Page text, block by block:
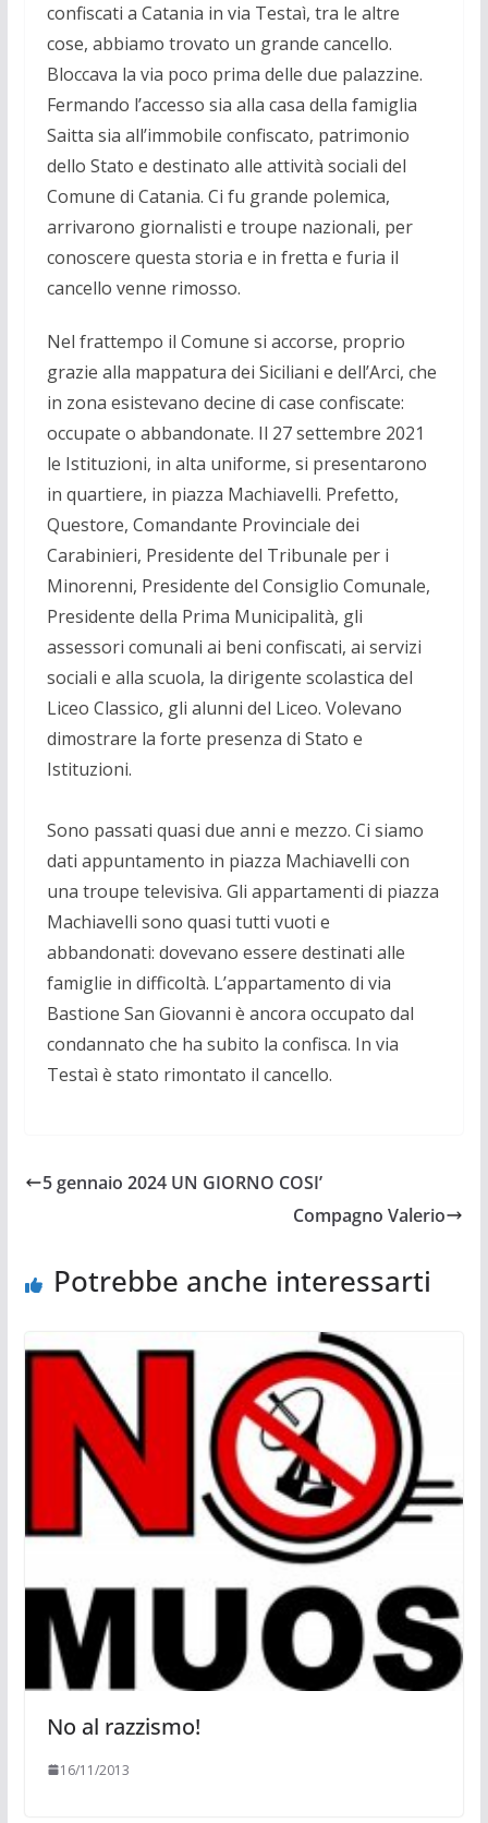
confiscati a Catania in via Testaì, tra le altre
cose, abbiamo trovato un grande cancello.
Bloccava la via poco prima delle due palazzine.
Fermando l’accesso sia alla casa della famiglia
Saitta sia all’immobile confiscato, patrimonio
dello Stato e destinato alle attività sociali del
Comune di Catania. Ci fu grande polemica,
arrivarono giornalisti e troupe nazionali, per
conoscere questa storia e in fretta e furia il
cancello venne rimosso.
Nel frattempo il Comune si accorse, proprio
grazie alla mappatura dei Siciliani e dell’Arci, che
in zona esistevano decine di case confiscate:
occupate o abbandonate. Il 27 settembre 2021
le Istituzioni, in alta uniforme, si presentarono
in quartiere, in piazza Machiavelli. Prefetto,
Questore, Comandante Provinciale dei
Carabinieri, Presidente del Tribunale per i
Minorenni, Presidente del Consiglio Comunale,
Presidente della Prima Municipalità, gli
assessori comunali ai beni confiscati, ai servizi
sociali e alla scuola, la dirigente scolastica del
Liceo Classico, gli alunni del Liceo. Volevano
dimostrare la forte presenza di Stato e
Istituzioni.
Sono passati quasi due anni e mezzo. Ci siamo
dati appuntamento in piazza Machiavelli con
una troupe televisiva. Gli appartamenti di piazza
Machiavelli sono quasi tutti vuoti e
abbandonati: dovevano essere destinati alle
famiglie in difficoltà. L’appartamento di via
Bastione San Giovanni è ancora occupato dal
condannato che ha subito la confisca. In via
Testaì è stato rimontato il cancello.
5 gennaio 2024 UN GIORNO COSI’
Compagno Valerio
Potrebbe anche interessarti
No al razzismo!
16/11/2013